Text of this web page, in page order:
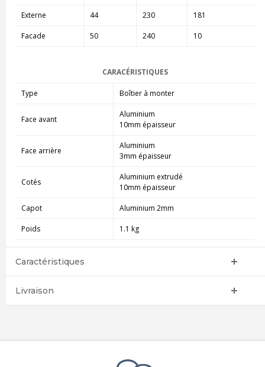
Externe 44 230 181
Facade 50 240 10
CARACÉRISTIQUES
Type Boîtier à monter
Face avant
Aluminium
10mm épaisseur
Face arrière
Aluminium
3mm épaisseur
Cotés
Aluminium extrudé
10mm épaisseur
Capot Aluminium 2mm
Poids 1.1 kg
Caractéristiques
Livraison